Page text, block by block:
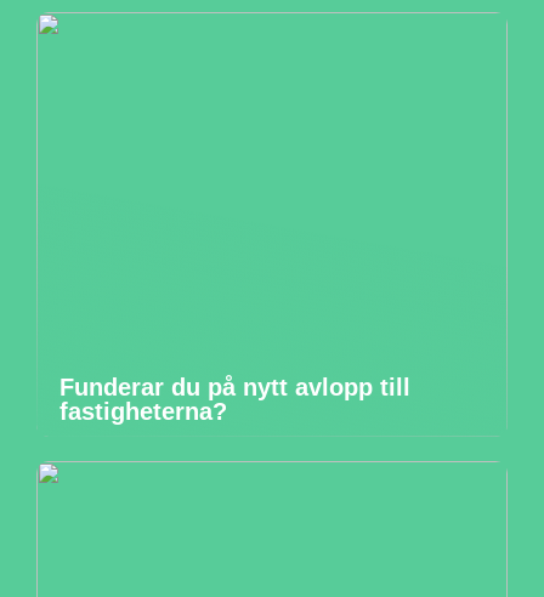
Funderar du på nytt avlopp till
fastigheterna?